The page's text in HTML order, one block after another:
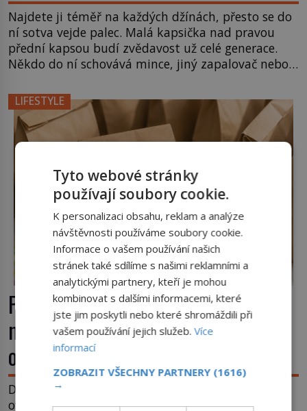
Najdete ji téměř na každých džínách, přesto se do
ní sotva vejde palec. Malá kapsička nad pravou
přední kapsou budí zvědavost už celé generace.
Někdo do ní schovává mince, jiný zapalovač nebo
starší než mobilní telefony i drobné do automatu.
Vzniká kvůli předmětu, bez něhož si muži 19. […]
LIFESTYLE
Papírový sáček, který změnil
nakupování: Za jeho vznikem stojí
odvážná žena i soudní drama
Dnes do něj bez přemýšlení ukládáme pečivo,
ovoce nebo drobný nákup. Papírový sáček s
Tyto webové stránky
používají soubory cookie.
K personalizaci obsahu, reklam a analýze
návštěvnosti používáme soubory cookie.
Informace o vašem používání našich
stránek také sdílíme s našimi reklamními a
analytickými partnery, kteří je mohou
kombinovat s dalšími informacemi, které
jste jim poskytli nebo které shromáždili při
vašem používání jejich služeb.Více
informací
ZOBRAZIT VŠECHNY PARTNERY (1616)
→